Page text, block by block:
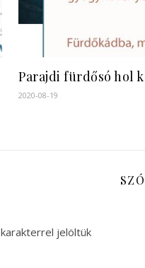
Parajdi fürdősó hol
2020-08-19
karakterrel jelöltük